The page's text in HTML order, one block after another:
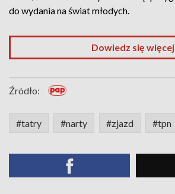
do wydania na świat młodych.
Dowiedz się więcej
Źródło:
#tatry #narty #zjazd #tpn